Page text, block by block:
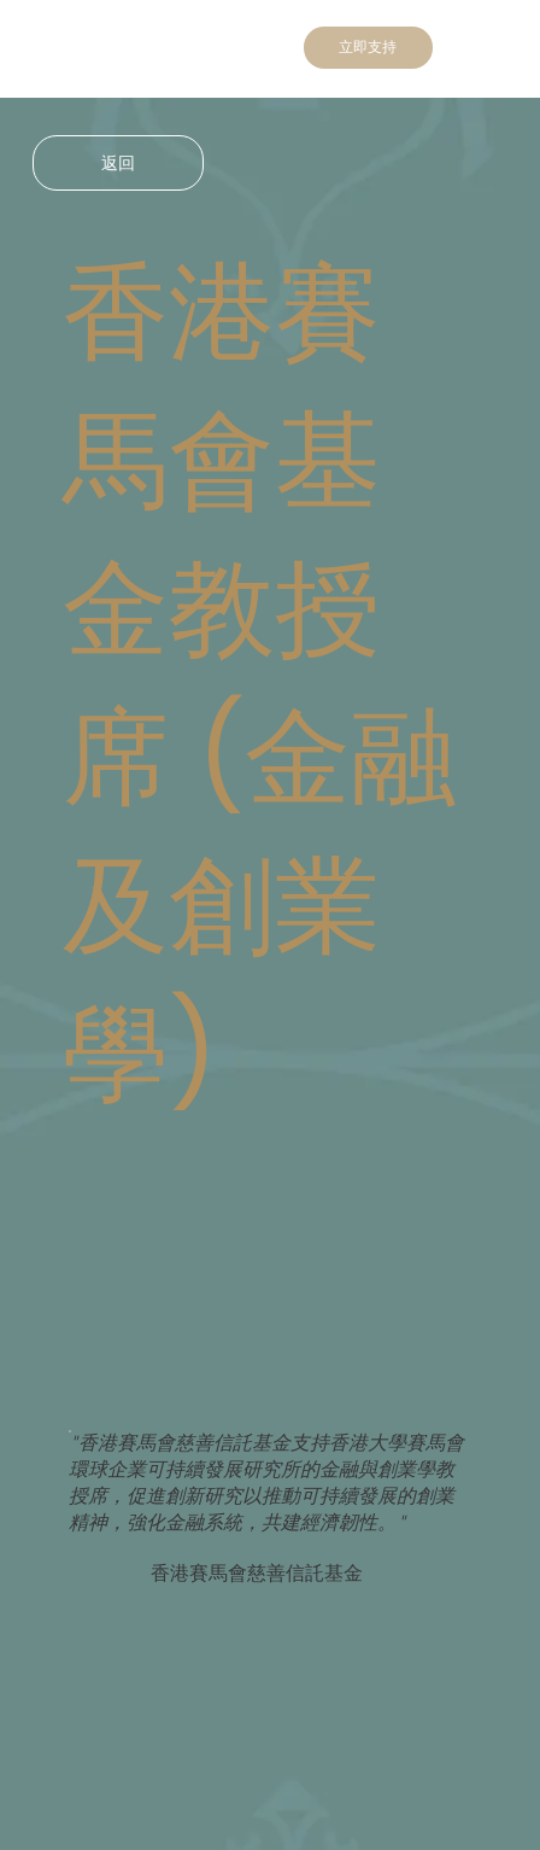
立即支持
"香港賽馬會慈善信託基金支持香港大學賽馬會
環球企業可持續發展研究所的金融與創業學教
授席，促進創新研究以推動可持續發展的創業
精神，強化金融系統，共建經濟韌性。"
香港賽馬會慈善信託基金
香港賽
馬會基
金教授
席 (金融
及創業
學)
返回